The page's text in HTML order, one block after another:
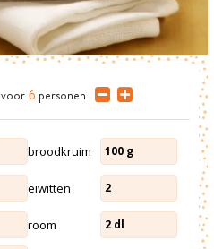
voor 6 personen
broodkruim 100 g
eiwitten 2
room 2 dl